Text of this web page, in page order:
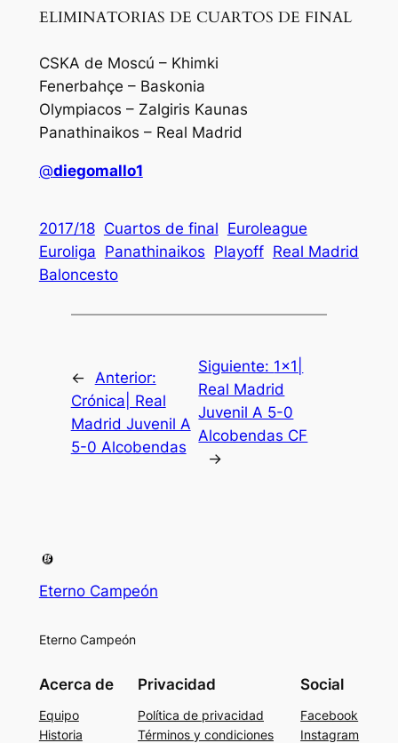
ELIMINATORIAS DE CUARTOS DE FINAL
CSKA de Moscú – Khimki
Fenerbahçe – Baskonia
Olympiacos – Zalgiris Kaunas
Panathinaikos – Real Madrid
@diegomallo1
2017/18 Cuartos de final Euroleague
Euroliga Panathinaikos Playoff Real Madrid
Baloncesto
← Anterior:
Crónica| Real
Madrid Juvenil A
5-0 Alcobendas
Siguiente: 1×1|
Real Madrid
Juvenil A 5-0
Alcobendas CF
→
Eterno Campeón
Eterno Campeón
Acerca de
Equipo
Historia
Privacidad
Política de privacidad
Términos y condiciones
Social
Facebook
Instagram